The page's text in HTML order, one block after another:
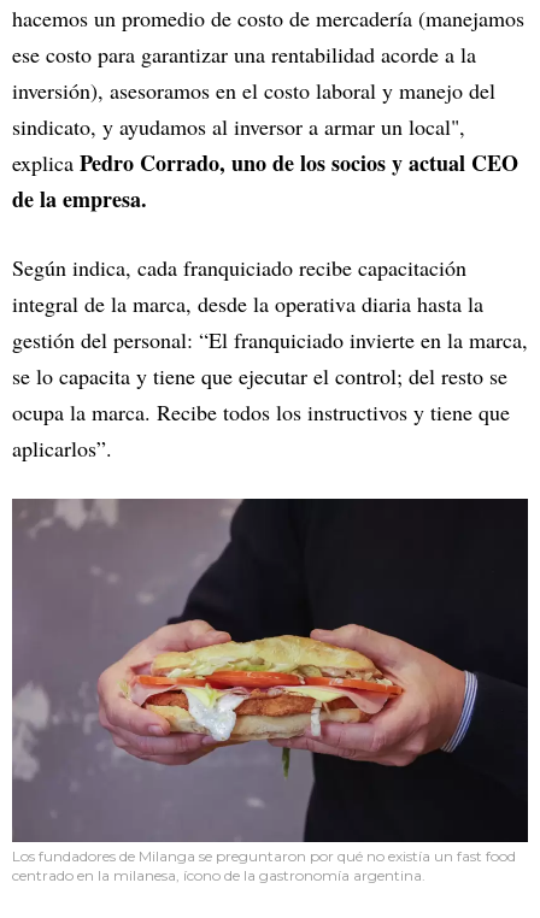
hacemos un promedio de costo de mercadería (manejamos
ese costo para garantizar una rentabilidad acorde a la
inversión), asesoramos en el costo laboral y manejo del
sindicato, y ayudamos al inversor a armar un local",
explica Pedro Corrado, uno de los socios y actual CEO
de la empresa.
Según indica, cada franquiciado recibe capacitación
integral de la marca, desde la operativa diaria hasta la
gestión del personal: “El franquiciado invierte en la marca,
se lo capacita y tiene que ejecutar el control; del resto se
ocupa la marca. Recibe todos los instructivos y tiene que
aplicarlos”.
Los fundadores de Milanga se preguntaron por qué no existía un fast food
centrado en la milanesa, ícono de la gastronomía argentina.